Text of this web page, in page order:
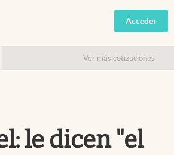
Argentina
España
USA
Acceder
Ver más cotizaciones
le dicen "el